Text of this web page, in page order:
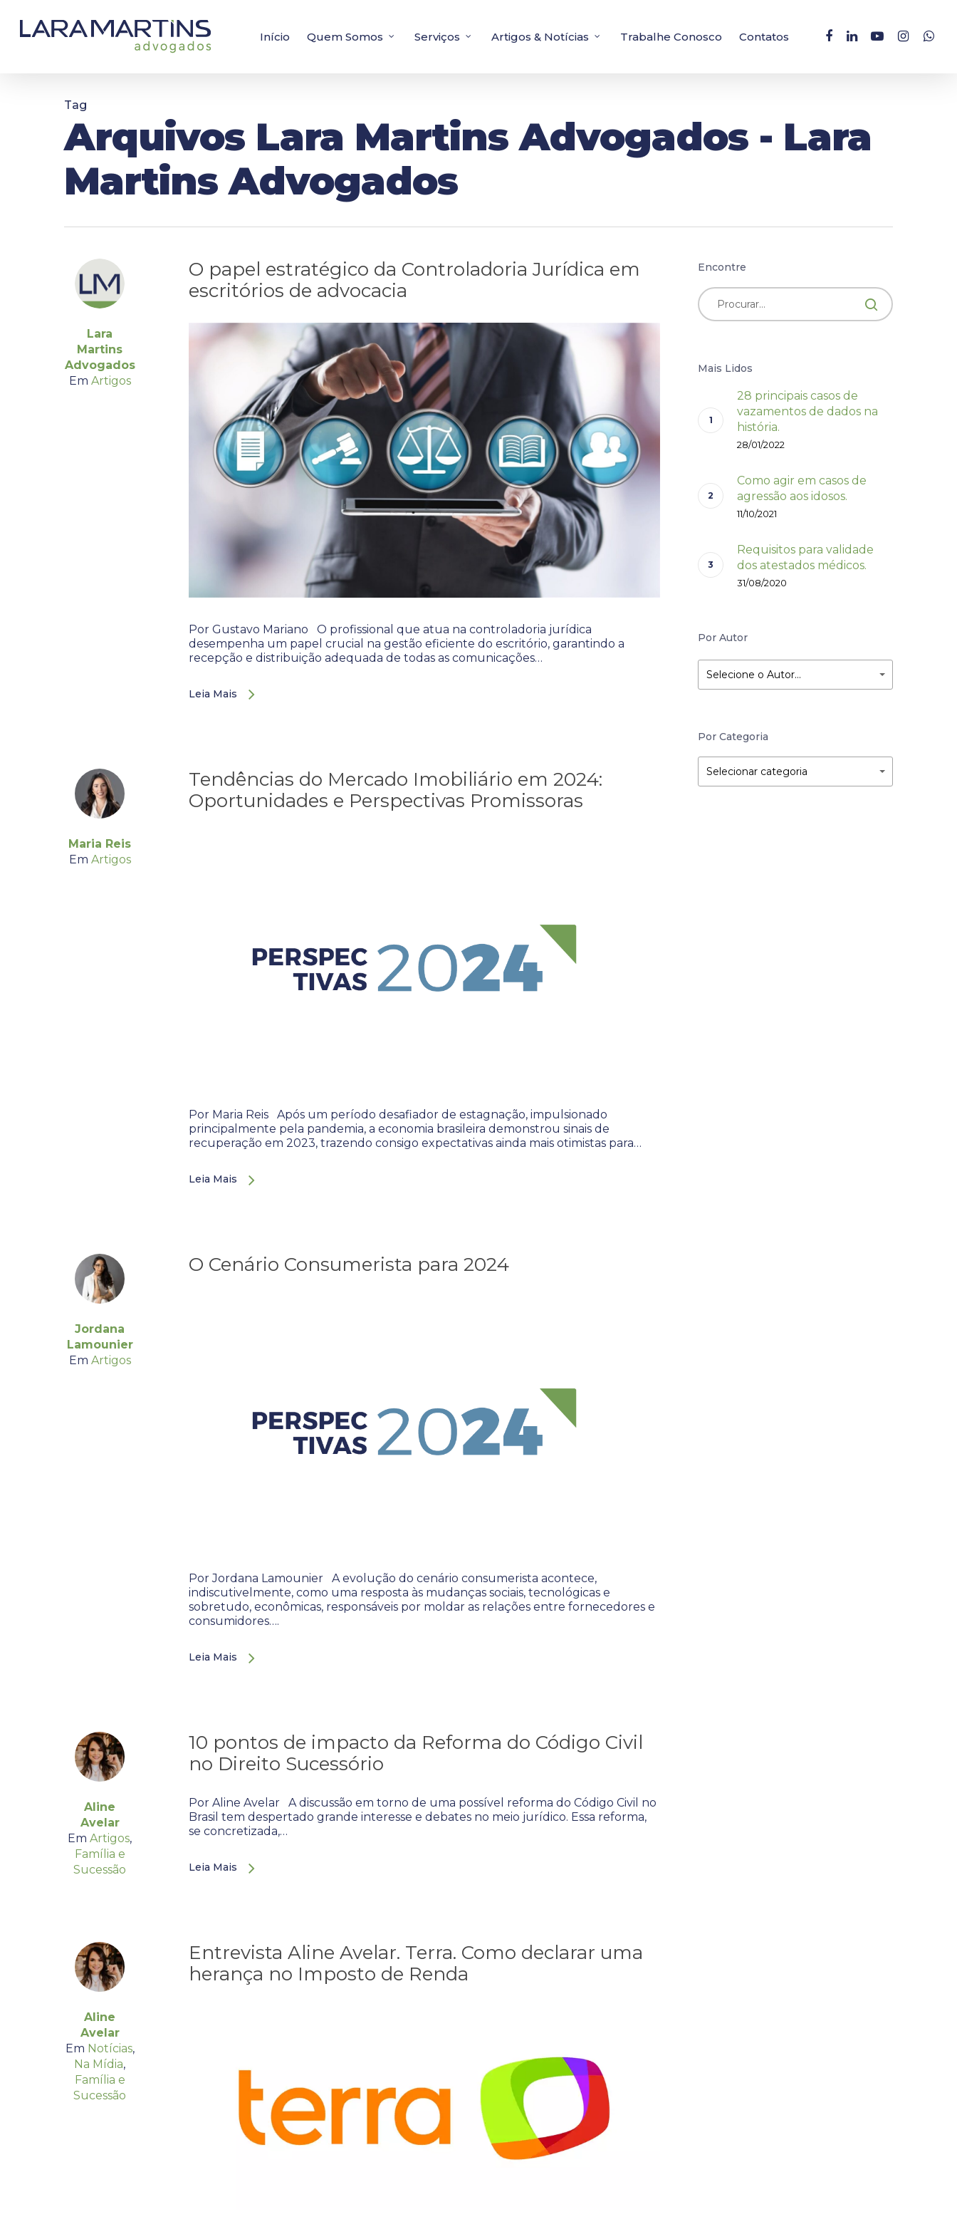
main
Início Quem Somos Serviços Artigos & Notícias Trabalhe Conosco Contatos facebooklinkedinyoutubeinstagram
Tag
Arquivos Lara Martins Advogados - Lara
Martins Advogados
Lara
Martins
Advogados
Em Artigos
O papel estratégico da Controladoria Jurídica em
escritórios de advocacia
Por Gustavo Mariano O profissional que atua na controladoria jurídica
desempenha um papel crucial na gestão eficiente do escritório, garantindo a
recepção e distribuição adequada de todas as comunicações…
Leia Mais
Maria Reis
Em Artigos
Tendências do Mercado Imobiliário em 2024:
Oportunidades e Perspectivas Promissoras
Por Maria Reis Após um período desafiador de estagnação, impulsionado
principalmente pela pandemia, a economia brasileira demonstrou sinais de
recuperação em 2023, trazendo consigo expectativas ainda mais otimistas para…
Leia Mais
Jordana
Lamounier
Em Artigos
O Cenário Consumerista para 2024
Por Jordana Lamounier A evolução do cenário consumerista acontece,
indiscutivelmente, como uma resposta às mudanças sociais, tecnológicas e
sobretudo, econômicas, responsáveis por moldar as relações entre fornecedores e
consumidores….
Leia Mais
Aline
Avelar
Em Artigos,
Família e
Sucessão
10 pontos de impacto da Reforma do Código Civil
no Direito Sucessório
Por Aline Avelar A discussão em torno de uma possível reforma do Código Civil no
Brasil tem despertado grande interesse e debates no meio jurídico. Essa reforma,
se concretizada,…
Leia Mais
Aline
Avelar
Em Notícias,
Na Mídia,
Família e
Sucessão
Entrevista Aline Avelar. Terra. Como declarar uma
herança no Imposto de Renda
Encontre
Mais Lidos
28 principais casos de
vazamentos de dados na
história.
28/01/2022
Como agir em casos de
agressão aos idosos.
11/10/2021
Requisitos para validade
dos atestados médicos.
31/08/2020
Por Autor
Selecione o Autor…
Por Categoria
Por
Categoria
Selecionar categoria
Categoria